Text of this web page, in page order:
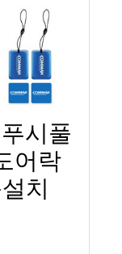
시풀
어락
치